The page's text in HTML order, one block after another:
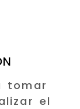
tomar
el